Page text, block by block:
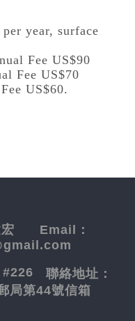
year, surface
Fee US$90
Fee US$70
US$60.
宏 Email：
#226 聯絡地址：
局第44號信箱